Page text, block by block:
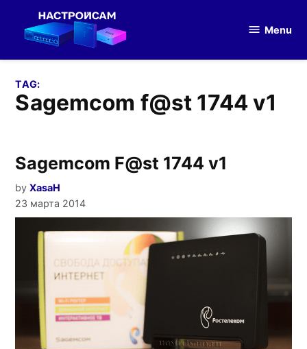
оборудования
Menu
TAG:
sagemcom f@st 1744 v1
Sagemcom F@st 1744 v1
by XasaH
23 марта 2014